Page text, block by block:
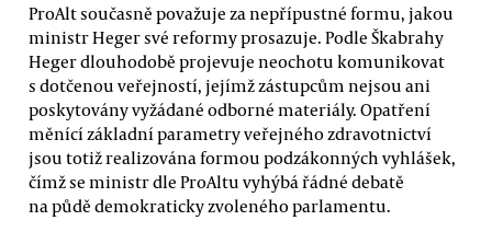
ProAlt současně považuje za nepřípustné formu, jakou
ministr Heger své reformy prosazuje. Podle Škabrahy
Heger dlouhodobě projevuje neochotu komunikovat
s dotčenou veřejností, jejímž zástupcům nejsou ani
poskytovány vyžádané odborné materiály. Opatření
měnící základní parametry veřejného zdravotnictví
jsou totiž realizována formou podzákonných vyhlášek,
čímž se ministr dle ProAltu vyhýbá řádné debatě
na půdě demokraticky zvoleného parlamentu.